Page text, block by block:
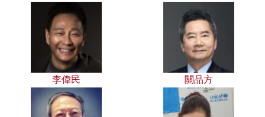
李偉民 關品方